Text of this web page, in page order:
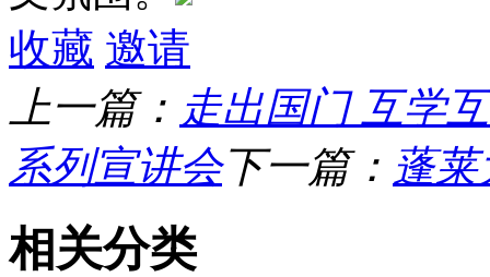
收藏 邀请
上一篇： 走出国门 互学
系列宣讲会下一篇： 蓬
相关分类